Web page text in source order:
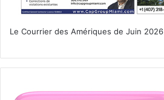
Le Courrier des Amériques de Juin 2026